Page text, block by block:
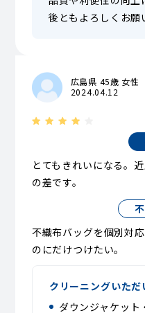
後ともよろしくお願
広島県 45歳 女性
2024.04.12
とてもきれいになる。
の差です。
不織布バッグを個別対
のにだけつけたい。
クリーニングいた
ダウンジャケット